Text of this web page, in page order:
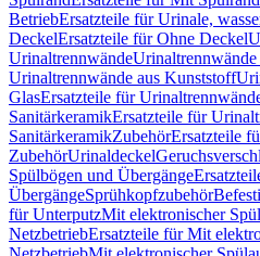
BetriebErsatzteile für Urinale,
DeckelErsatzteile für Ohne Deckel
Urinaltrennwände
Urinaltrennwände aus Kunststoff
GlasErsatzteile für
SanitärkeramikErsatzteile für
SanitärkeramikZubehörErsatzteile
ZubehörUrinaldeckel
Spülbögen und Übergänge
ÜbergängeSprühkopfzubehör
für UnterputzMit elektronischer
NetzbetriebErsatzteile für Mit